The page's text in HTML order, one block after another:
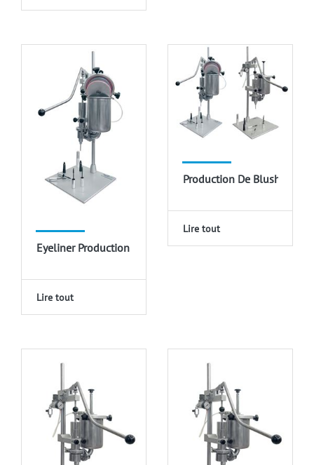
Eyeliner Production
Lire tout
Production De Blush
Lire tout